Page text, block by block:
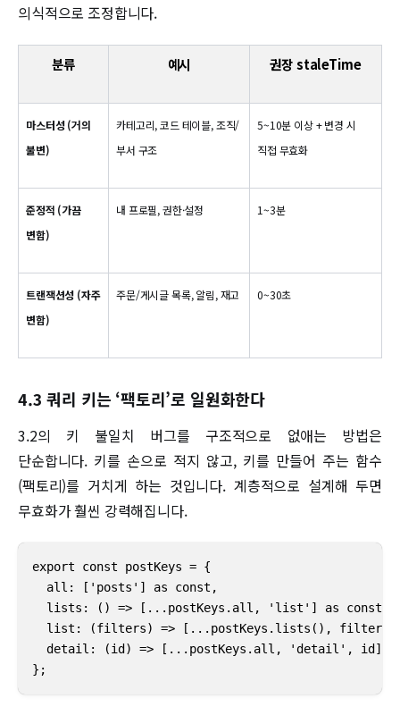
의식적으로 조정합니다.
분류 예시 권장 staleTime
마스터성 (거의
불변)
카테고리, 코드 테이블, 조직/
부서 구조
5~10분 이상 + 변경 시
직접 무효화
준정적 (가끔
변함)
내 프로필, 권한·설정 1~3분
트랜잭션성 (자주
변함)
주문/게시글 목록, 알림, 재고 0~30초
4.3 쿼리 키는 ‘팩토리’로 일원화한다
3.2의 키 불일치 버그를 구조적으로 없애는 방법은
단순합니다. 키를 손으로 적지 않고, 키를 만들어 주는 함수
(팩토리)를 거치게 하는 것입니다. 계층적으로 설계해 두면
무효화가 훨씬 강력해집니다.
export const postKeys = {
  all: ['posts'] as const,
  lists: () => [...postKeys.all, 'list'] as const,
list: (filters) => [...postKeys.lists(),
detail: (id) => [...postKeys.all, 'detail', id]
};